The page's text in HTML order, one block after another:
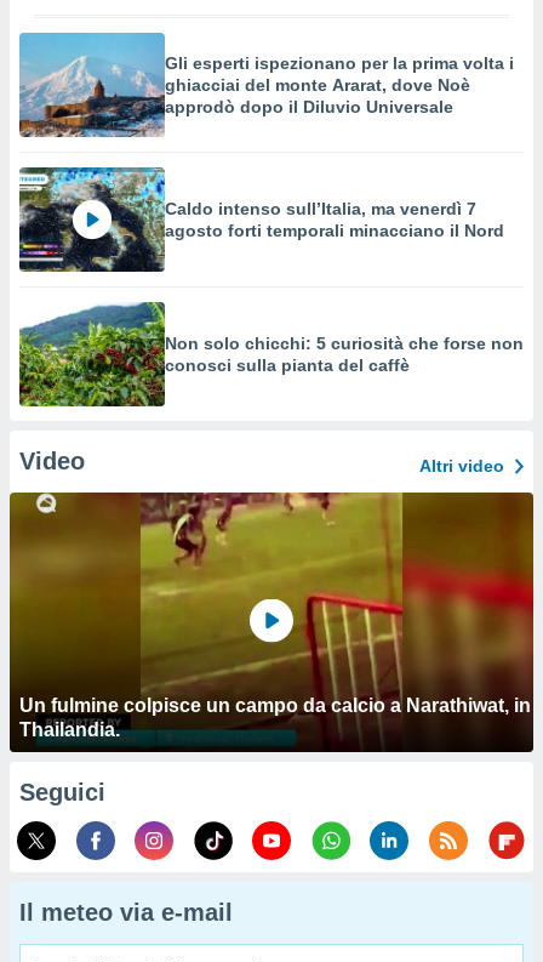
Gli esperti ispezionano per la prima volta i
ghiacciai del monte Ararat, dove Noè
approdò dopo il Diluvio Universale
Caldo intenso sull’Italia, ma venerdì 7
agosto forti temporali minacciano il Nord
Non solo chicchi: 5 curiosità che forse non
conosci sulla pianta del caffè
Video Altri video
Un fulmine colpisce un campo da calcio a Narathiwat, in
Thailandia.
Seguici
Il meteo via e-mail